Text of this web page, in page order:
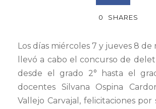
0 SHARES
Los días miércoles 7 y jueves 8 de
llevó a cabo el concurso de
desde el grado 2° hasta el
docentes Silvana Ospina
Vallejo Carvajal, felicitaciones